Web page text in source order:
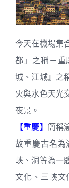
今天在機場集
都」之稱－重
城、江城』之
火與水色天光
夜景。
【重慶】 簡稱
故重慶古名為
峽、洞等為一
文化、三峽文